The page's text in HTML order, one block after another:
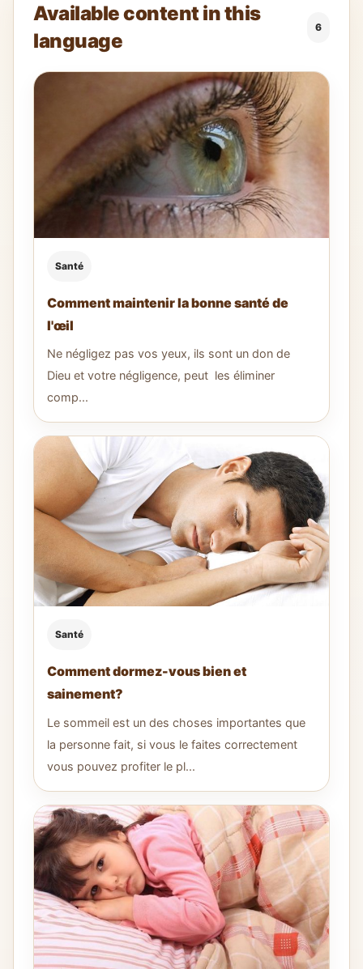
Available content in this
language
6
Santé
Comment maintenir la bonne santé de
l'œil
Ne négligez pas vos yeux, ils sont un don de
Dieu et votre négligence, peut les éliminer
comp...
Santé
Comment dormez-vous bien et
sainement?
Le sommeil est un des choses importantes que
la personne fait, si vous le faites correctement
vous pouvez profiter le pl...